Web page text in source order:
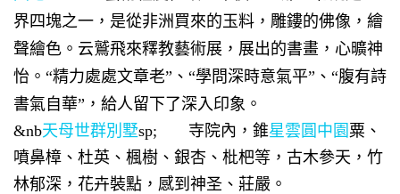
界四塊之一，是從非洲買來的玉料，雕鏤的佛像，繪
聲繪色。云鷲飛來釋教藝術展，展出的書畫，心曠神
怡。“精力處處文章老”、“學問深時意氣平”、“腹有詩
書氣自華”，給人留下了深入印象。
&nb天母世群別墅sp; 寺院內，錐星雲圓中園 粟、
噴鼻樟、杜英、楓樹、銀杏、枇杷等，古木參天，竹
林郁深，花卉裝點，感到神圣、莊嚴。